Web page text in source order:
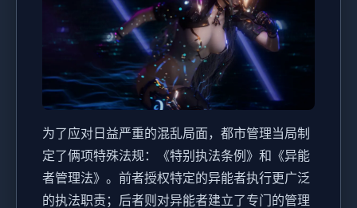
为了应对日益严重的混乱局面，都市管理当局制
定了俩项特殊法规：《特别执法条例》和《异能
者管理法》。前者授权特定的异能者执行更广泛
的执法职责；后者则对异能者建立了专门的管理